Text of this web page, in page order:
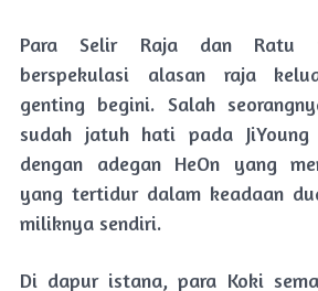
Para Selir Raja dan Ratu
berspekulasi alasan raja
genting begini. Salah
sudah jatuh hati pada
dengan adegan HeOn yang
yang tertidur dalam keadaan
miliknya sendiri.
Di dapur istana, para Koki